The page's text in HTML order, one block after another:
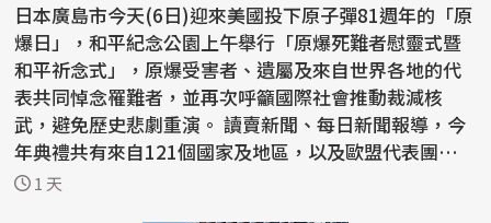
日本廣島市今天(6日)迎來美國投下原子彈81週年的「原
爆日」，和平紀念公園上午舉行「原爆死難者慰靈式暨
和平祈念式」，原爆受害者、遺屬及來自世界各地的代
表共同悼念罹難者，並再次呼籲國際社會推動裁減核
武，避免歷史悲劇重演。 讀賣新聞、每日新聞報導，今
年典禮共有來自121個國家及地區，以及歐盟代表團的代
表出席...
1 天